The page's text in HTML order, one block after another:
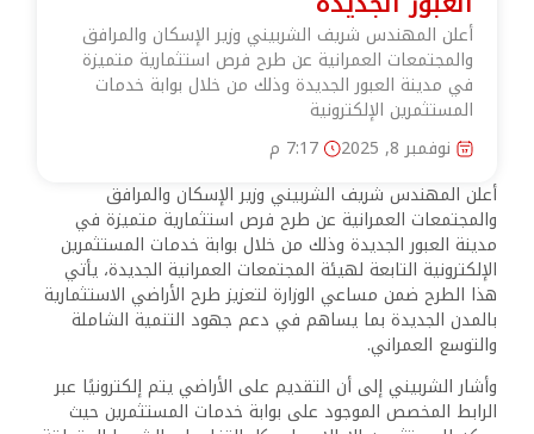
أعلن المهندس شريف الشربيني وزير الإسكان والمرافق
والمجتمعات العمرانية عن طرح فرص استثمارية متميزة
في مدينة العبور الجديدة وذلك من خلال بوابة خدمات
المستثمرين الإلكترونية
نوفمبر 8, 2025
7:17 م
أعلن المهندس شريف الشربيني وزير الإسكان والمرافق
والمجتمعات العمرانية عن طرح فرص استثمارية متميزة في
مدينة العبور الجديدة وذلك من خلال بوابة خدمات المستثمرين
الإلكترونية التابعة لهيئة المجتمعات العمرانية الجديدة، يأتي
هذا الطرح ضمن مساعي الوزارة لتعزيز طرح الأراضي الاستثمارية
بالمدن الجديدة بما يساهم في دعم جهود التنمية الشاملة
والتوسع العمراني.
وأشار الشربيني إلى أن التقديم على الأراضي يتم إلكترونيًا عبر
الرابط المخصص الموجود على بوابة خدمات المستثمرين حيث